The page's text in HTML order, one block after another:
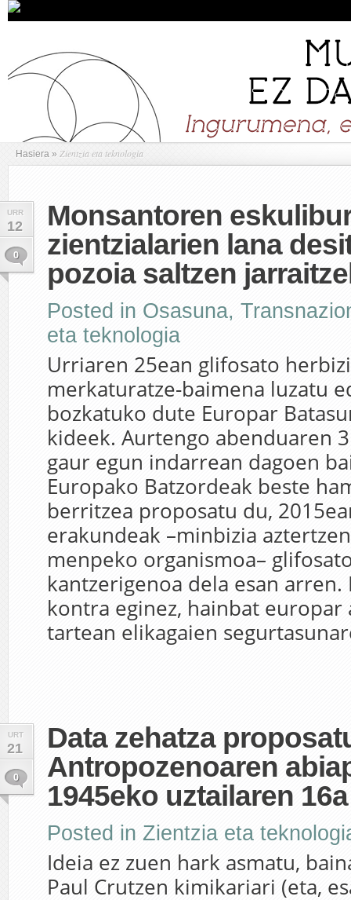
Hasiera » Zientzia eta teknologia
URR
12
0
Monsantoren
zientzialarien lana
pozoia saltzen
Posted in Osasuna,
eta teknologia
Urriaren 25ean glifosato
merkaturatze-baimena luzatu
bozkatuko dute Europar
kideek. Aurtengo abenduaren
gaur egun indarrean dagoen
Europako Batzordeak beste
berritzea proposatu du,
erakundeak –minbizia
menpeko organismoa–
kantzerigenoa dela esan arren.
kontra eginez, hainbat europar
tartean elikagaien
URT
21
0
Data zehatza
Antropozenoaren
1945eko uztailaren 16a
Posted in Zientzia eta
Ideia ez zuen hark asmatu,
Paul Crutzen kimikariari (eta,